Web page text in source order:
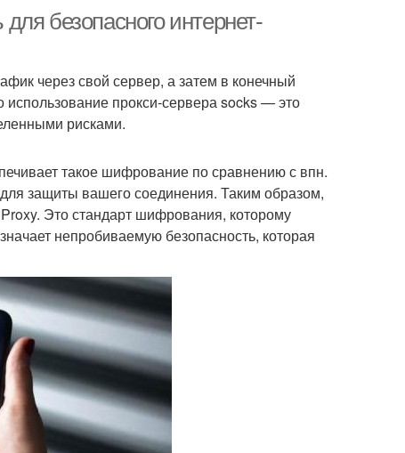
безопасного интернет-
через свой сервер, а затем в конечный
использование прокси-сервера socks — это
рисками.
такое шифрование по сравнению с впн.
защиты вашего соединения. Таким образом,
Это стандарт шифрования, которому
непробиваемую безопасность, которая